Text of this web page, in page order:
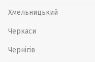
Хмельницький
Черкаси
Чернігів